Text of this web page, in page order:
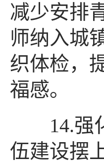
减少安排
师纳入城
织体检，
福感。
14.强化
伍建设摆